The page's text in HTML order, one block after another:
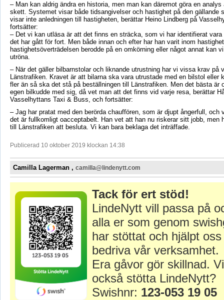
– Man kan aldrig ändra en historia, men man kan däremot göra en
skett. Systemet visar både tidsangivelser och hastighet på den gällande
visar inte anledningen till hastigheten, berättar Heino Lindberg på
fortsätter:
– Det vi kan utläsa är att det finns en sträcka, som vi har identifierat vara
det har gått för fort. Men både innan och efter har han varit inom
hastighetsöverträdelsen berodde på en omkörning eller något annat kan
utröna.
– När det gäller bilbarnstolar och liknande utrustning har vi vissa krav på
Länstrafiken. Kravet är att bilarna ska vara utrustade med en bilstol eller
fler än så ska det stå på beställningen till Länstrafiken. Men det bästa är
egen bilkudde med sig, då vet man att det finns vid varje resa, berättar
Vasselhyttans Taxi & Buss, och fortsätter:
– Jag har pratat med den berörda chauffören, som är djupt ångerfull, och
det är fullkomligt oacceptabelt. Han vet att han nu riskerar sitt jobb, men
till Länstrafiken att besluta. Vi kan bara beklaga det inträffade.
Publicerad 10 oktober 2019 klockan 14:38
Camilla Lagerman , camilla@lindenytt.com
Tack för ert stöd!
LindeNytt vill passa på
alla er som genom
har stöttat och hjälpt
bedriva vår verksamhet.
Era gåvor gör skillnad.
också stötta LindeNytt?
Swishnr: 123-053 19 05